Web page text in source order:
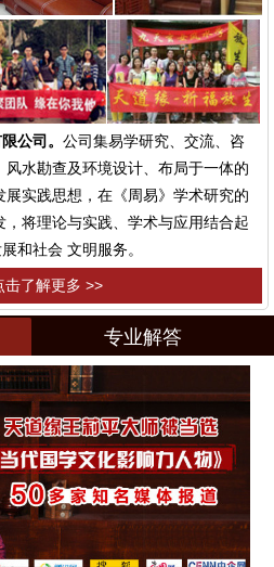
公司。 公司集易学研究、交流、咨
水勘查及环境设计、布局于一体的
展实践思想，在《周易》学术研究的
将理论与实践、学术与应用结合起
和社会 文明服务。
击了解更多 >>
专业解答